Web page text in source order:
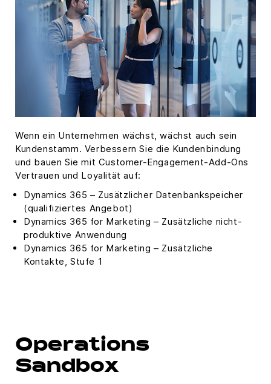
Wenn ein Unternehmen wächst, wächst auch sein
Kundenstamm. Verbessern Sie die Kundenbindung
und bauen Sie mit Customer-Engagement-Add-Ons
Vertrauen und Loyalität auf:
Dynamics 365 – Zusätzlicher Datenbankspeicher
(qualifiziertes Angebot)
Dynamics 365 for Marketing – Zusätzliche nicht-
produktive Anwendung
Dynamics 365 for Marketing – Zusätzliche
Kontakte, Stufe 1
Operations
Sandbox